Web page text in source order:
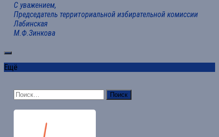
С уважением,
Председатель территориальной избирательной комиссии
Лабинская
М.Ф.Зинкова
Ещё
Найти: